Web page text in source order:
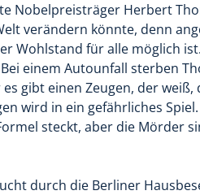
Nobelpreisträger Herbert
verändern könnte, denn
Wohlstand für alle möglich
einem Autounfall sterben
gibt einen Zeugen, der
wird in ein gefährliches
steckt, aber die Mörder
durch die Berliner